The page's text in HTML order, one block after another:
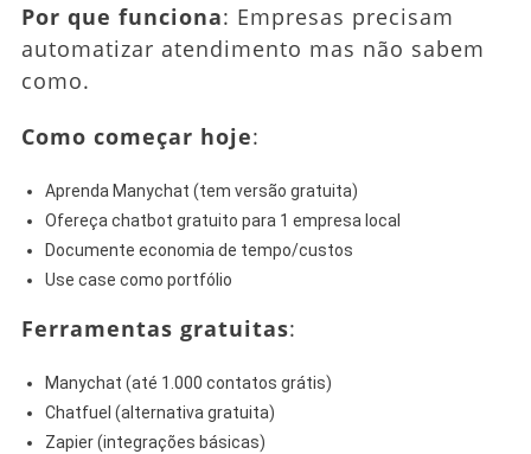
Por que funciona: Empresas precisam
automatizar atendimento mas não sabem
como.
Como começar hoje:
Aprenda Manychat (tem versão gratuita)
Ofereça chatbot gratuito para 1 empresa local
Documente economia de tempo/custos
Use case como portfólio
Ferramentas gratuitas:
Manychat (até 1.000 contatos grátis)
Chatfuel (alternativa gratuita)
Zapier (integrações básicas)